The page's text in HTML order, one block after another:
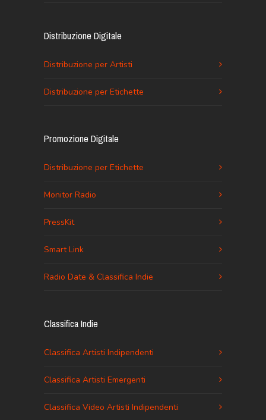
Distribuzione Digitale
Distribuzione per Artisti
Distribuzione per Etichette
Promozione Digitale
Distribuzione per Etichette
Monitor Radio
PressKit
Smart Link
Radio Date & Classifica Indie
Classifica Indie
Classifica Artisti Indipendenti
Classifica Artisti Emergenti
Classifica Video Artisti Indipendenti